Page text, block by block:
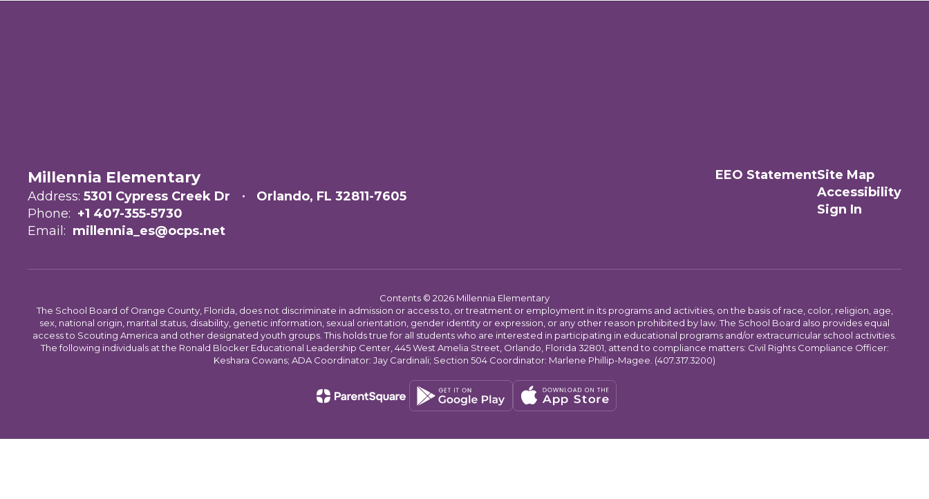
Millennia Elementary
Address: 5301 Cypress Creek Dr
Orlando, FL 32811-7605
Phone: +1 407-355-5730
Email: millennia_es@ocps.net
EEO StatementSite Map
Accessibility
Sign In
Contents © 2026 Millennia Elementary
The School Board of Orange County, Florida, does not discriminate in admission or access to, or treatment or employment in its programs and activities, on the basis of race, color, religion, age,
sex, national origin, marital status, disability, genetic information, sexual orientation, gender identity or expression, or any other reason prohibited by law. The School Board also provides equal
access to Scouting America and other designated youth groups. This holds true for all students who are interested in participating in educational programs and/or extracurricular school activities.
The following individuals at the Ronald Blocker Educational Leadership Center, 445 West Amelia Street, Orlando, Florida 32801, attend to compliance matters: Civil Rights Compliance Officer:
Keshara Cowans; ADA Coordinator: Jay Cardinali; Section 504 Coordinator: Marlene Phillip-Magee. (407.317.3200)